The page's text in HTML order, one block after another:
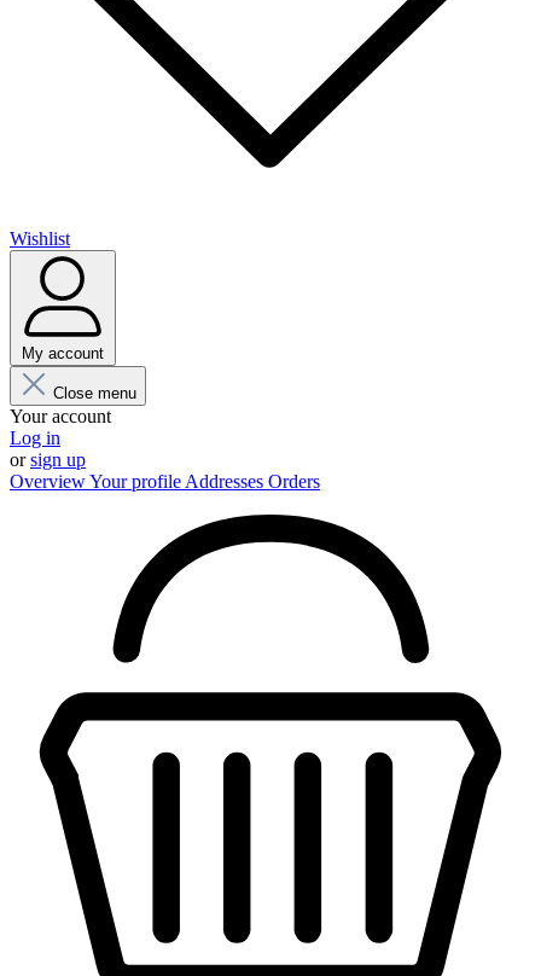
Wishlist
My account
Close menu
Your account
Log in
orsign up
OverviewYour profile Addresses Orders